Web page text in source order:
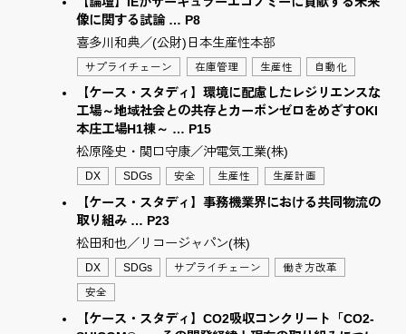
像に関する試論 … P8
喜多川和典／(公財)日本生産性本部
サプライチェーン 在庫管理 生産性 自動化
【ケース・スタディ】環境に配慮したレジリエンスな
工場～地域社会との共存とカーボンゼロをめざすOKI
本庄工場H1棟～ … P15
松原隆史・関口守康／沖電気工業(株)
DX SDGs 安全 生産性 生産計画
【ケース・スタディ】事務機業界における共同物流の
取り組み … P23
松田和也／リコージャパン(株)
DX SDGs サプライチェーン 働き方改革
安全
【ケース・スタディ】CO2吸収コンクリート「CO2-